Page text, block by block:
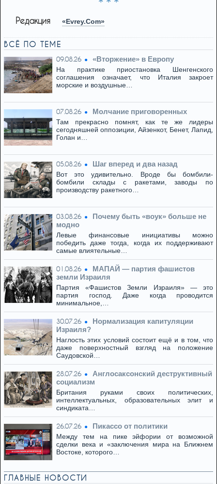
Редакция «Evrey.Com»
ВСЁ ПО ТЕМЕ
09.08.26 «Вторжение» в Европу
На практике приостановка Шенгенского
соглашения означает, что Италия закроет
морские и воздушные…
07.08.26 Молчание приговоренных
Там прекрасно помнят, как те же лидеры
сегодняшней оппозиции, Айзенкот, Бенет, Лапид,
Голан и…
05.08.26 Шаг вперед и два назад
Вот это удивительно. Вроде бы бомбили-
бомбили склады с ракетами, заводы по
производству ракетного…
03.08.26
Почему быть «воук» больше не
модно
Левые финансовые инициативы можно
победить даже тогда, когда их поддерживают
самые влиятельные…
01.08.26
МАПАЙ — партия фашистов
земли Израиля
Партия «Фашистов Земли Израиля» — это
партия господ. Даже когда проводится
минимальное,…
30.07.26
Нормализация капитуляции
Израиля?
Наглость этих условий состоит ещё и в том, что
даже поверхностный взгляд на положение
Саудовской…
28.07.26
Англосаксонский деструктивный
социализм
Британия руками своих политических,
интеллектуальных, образовательных элит и
синдиката…
26.07.26 Пикассо от политики
Между тем на пике эйфории от возможной
сделки века и «заключения мира на Ближнем
Востоке, которого…
ГЛАВНЫЕ НОВОСТИ